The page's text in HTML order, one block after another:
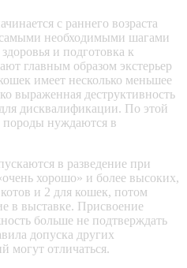
с раннего возраста
самыми необходимыми шагами
и подготовка к
главным образом экстерьер
имеет несколько меньшее
выраженная деструктивность
дисквалификации. По этой
нуждаются в
в разведение при
хорошо» и более высоких,
и 2 для кошек, потом
в выставке. Присвоение
больше не подтверждать
допуска других
могут отличаться.